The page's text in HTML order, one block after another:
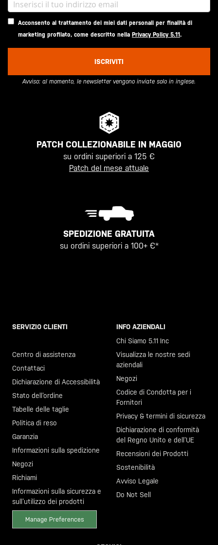
Acconsento al trattamento dei miei dati personali per finalità di
marketing profilato, come descritto nella Privacy Policy 5.11.
ISCRIVITI
Avviso: al momento, le newsletter vengono inviate solo in inglese.
PATCH COLLEZIONABILE IN MAGGIO
su ordini superiori a 125 €
Patch del mese attuale
SPEDIZIONE GRATUITA
su ordini superiori a 100+ €*
SERVIZIO CLIENTI
Centro di assistenza
Contattaci
Dichiarazione di Accessibilità
Stato dell’ordine
Tabelle delle taglie
Politica di reso
Garanzia
Informazioni sulla spedizione
Negozi
Richiami
Informazioni sulla sicurezza e
sull’utilizzo dei prodotti
Manage Preferences
INFO AZIENDALI
Chi Siamo 5.11 Inc
Visualizza le nostre sedi
aziendali
Negozi
Codice di Condotta per i
Fornitori
Privacy & termini di sicurezza
Dichiarazione di conformità
del Regno Unito e dell’UE
Recensioni dei Prodotti
Sostenibilità
Avviso Legale
Do Not Sell